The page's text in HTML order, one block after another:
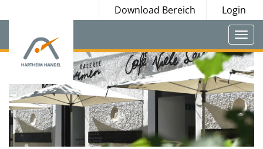
Download Bereich Login